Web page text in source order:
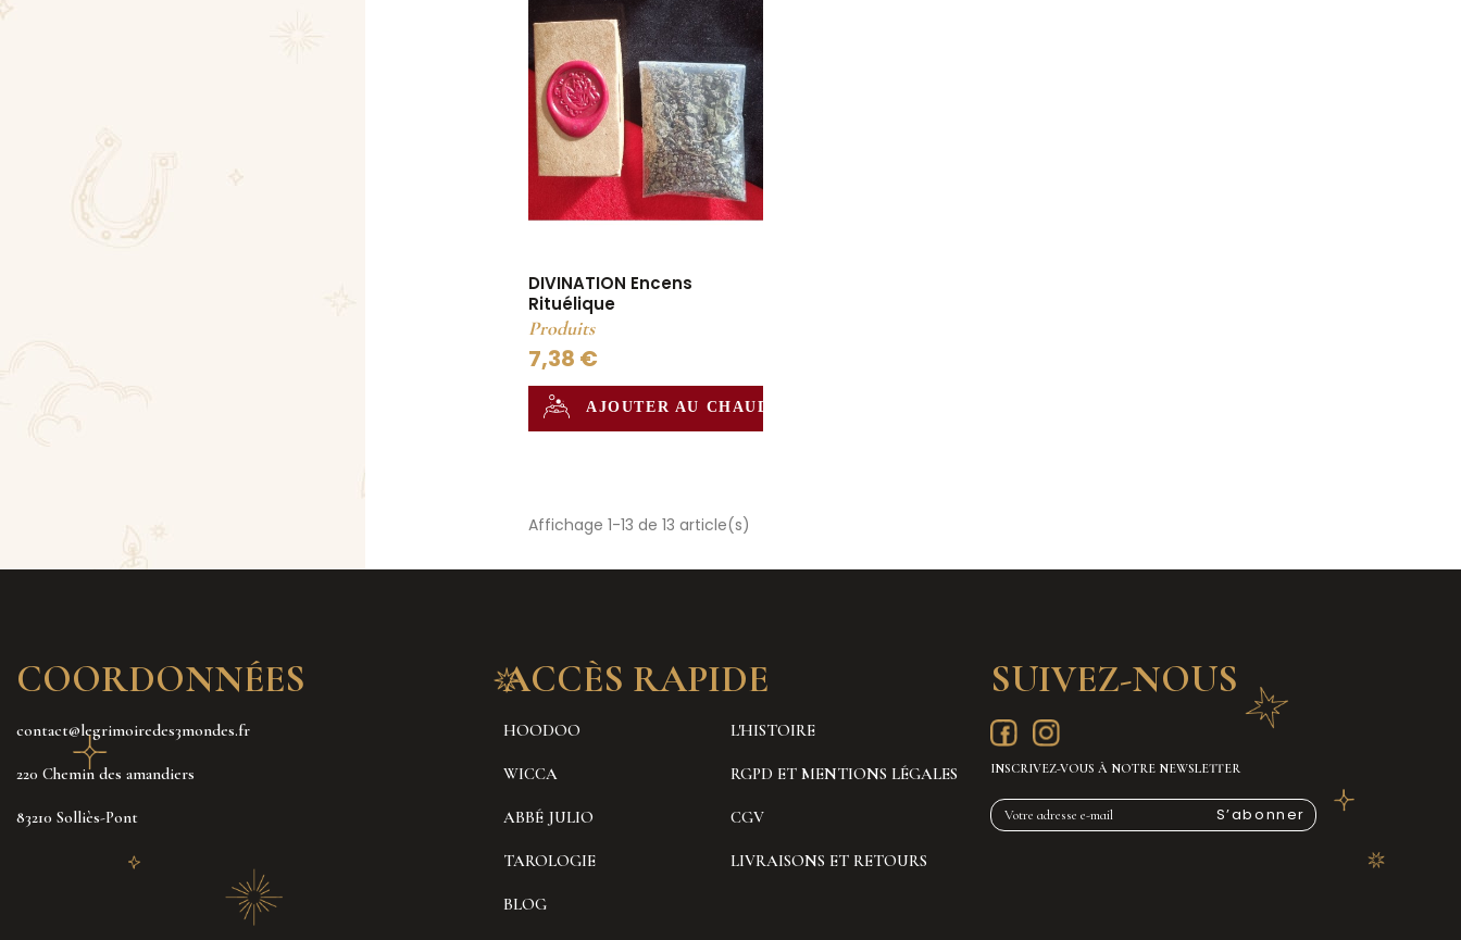
DIVINATION Encens
Rituélique
Produits
7,38 €
AJOUTER AU CHAUDRON
Affichage 1-13 de 13 article(s)
COORDONNÉES
contact@legrimoiredes3mondes.fr
220 Chemin des amandiers
83210 Solliès-Pont
ACCÈS RAPIDE
HOODOO L'HISTOIRE
WICCA RGPD ET MENTIONS LÉGALES
ABBÉ JULIO CGV
TAROLOGIE LIVRAISONS ET RETOURS
BLOG
SUIVEZ-NOUS
INSCRIVEZ-VOUS À NOTRE NEWSLETTER